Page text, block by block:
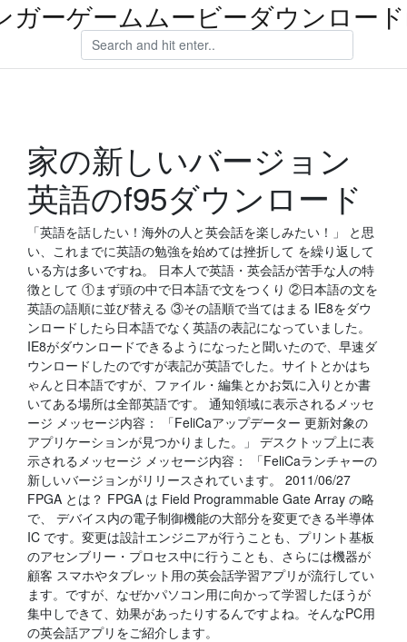
ガーゲームムービーダウンロー
家の新しいバージョン
英語のf95ダウンロード
「英語を話したい！海外の人と英会話を楽しみたい！」 と思
い、これまでに英語の勉強を始めては挫折して を繰り返して
いる方は多いですね。 日本人で英語・英会話が苦手な人の特
徴として ①まず頭の中で日本語で文をつくり ②日本語の文を
英語の語順に並び替える ③その語順で当てはまる IE8をダウ
ンロードしたら日本語でなく英語の表記になっていました。
IE8がダウンロードできるようになったと聞いたので、早速ダ
ウンロードしたのですが表記が英語でした。サイトとかはち
ゃんと日本語ですが、ファイル・編集とかお気に入りとか書
いてある場所は全部英語です。 通知領域に表示されるメッセ
ージ メッセージ内容： 「FeliCaアップデーター 更新対象の
アプリケーションが見つかりました。」 デスクトップ上に表
示されるメッセージ メッセージ内容： 「FeliCaランチャーの
新しいバージョンがリリースされています。 2011/06/27
FPGA とは？ FPGA は Field Programmable Gate Array の略
で、 デバイス内の電子制御機能の大部分を変更できる半導体
IC です。変更は設計エンジニアが行うことも、プリント基板
のアセンブリー・プロセス中に行うことも、さらには機器が
顧客 スマホやタブレット用の英会話学習アプリが流行してい
ます。ですが、なぜかパソコン用に向かって学習したほうが
集中しできて、効果があったりするんですよね。そんなPC用
の英会話アプリをご紹介します。